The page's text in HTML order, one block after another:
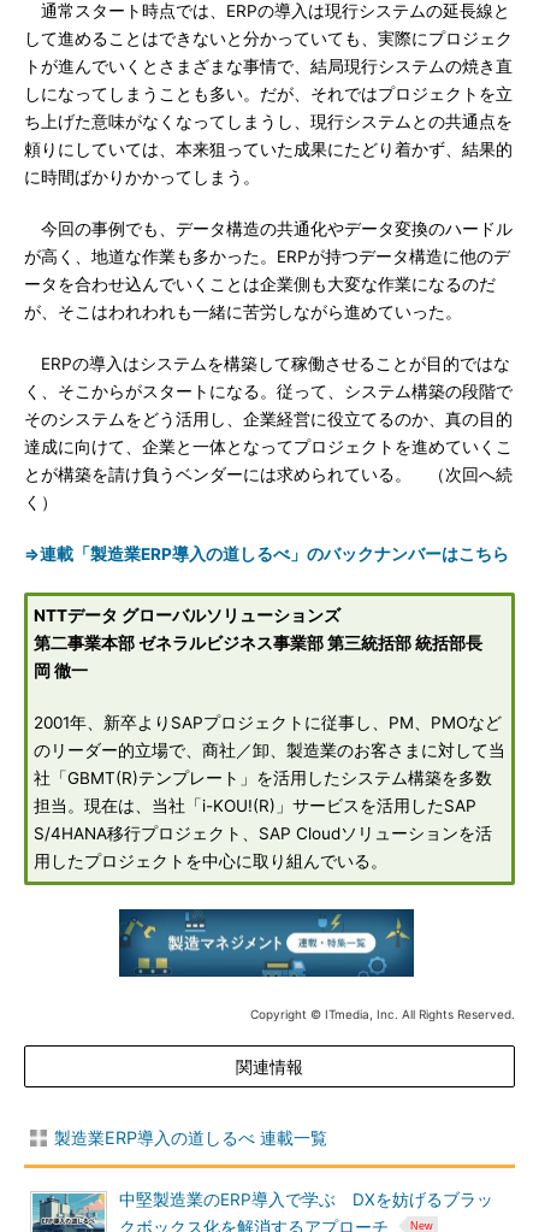
通常スタート時点では、ERPの導入は現行システムの延長線と
して進めることはできないと分かっていても、実際にプロジェク
トが進んでいくとさまざまな事情で、結局現行システムの焼き直
しになってしまうことも多い。だが、それではプロジェクトを立
ち上げた意味がなくなってしまうし、現行システムとの共通点を
頼りにしていては、本来狙っていた成果にたどり着かず、結果的
に時間ばかりかかってしまう。
今回の事例でも、データ構造の共通化やデータ変換のハードル
が高く、地道な作業も多かった。ERPが持つデータ構造に他のデ
ータを合わせ込んでいくことは企業側も大変な作業になるのだ
が、そこはわれわれも一緒に苦労しながら進めていった。
ERPの導入はシステムを構築して稼働させることが目的ではな
く、そこからがスタートになる。従って、システム構築の段階で
そのシステムをどう活用し、企業経営に役立てるのか、真の目的
達成に向けて、企業と一体となってプロジェクトを進めていくこ
とが構築を請け負うベンダーには求められている。 （次回へ続
く）
⇒連載「製造業ERP導入の道しるべ」のバックナンバーはこちら
NTTデータ グローバルソリューションズ
第二事業本部 ゼネラルビジネス事業部 第三統括部 統括部長
岡 徹一
2001年、新卒よりSAPプロジェクトに従事し、PM、PMOなど
のリーダー的立場で、商社／卸、製造業のお客さまに対して当
社「GBMT(R)テンプレート」を活用したシステム構築を多数
担当。現在は、当社「i-KOU!(R)」サービスを活用したSAP
S/4HANA移行プロジェクト、SAP Cloudソリューションを活
用したプロジェクトを中心に取り組んでいる。
Copyright © ITmedia, Inc. All Rights Reserved.
関連情報
製造業ERP導入の道しるべ 連載一覧
中堅製造業のERP導入で学ぶ DXを妨げるブラッ
クボックス化を解消するアプローチ